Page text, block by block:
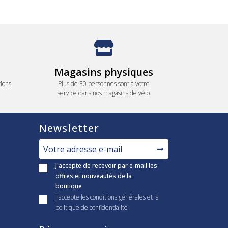
Magasins physiques
Plus de 30 personnes sont à votre
service dans nos magasins de vélo
Newsletter
J'accepte de recevoir par e-mail les
offres et nouveautés de la
boutique
J'accepte les conditions générales et la
politique de confidentialité